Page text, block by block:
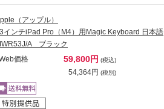
（アップル）
インチiPad Pro（M4）用Magic Keyboard 日本語
A ブラック
価格
59,800円 (税込)
54,364円 (税別)